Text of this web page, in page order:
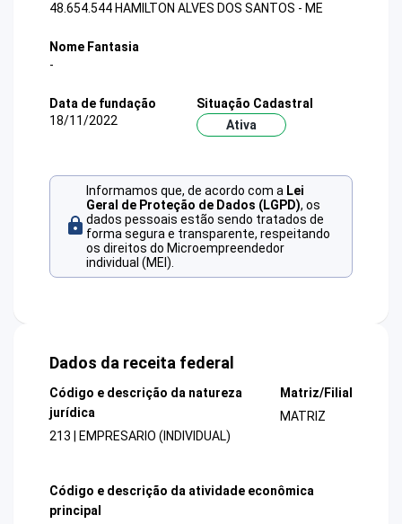
48.654.544 HAMILTON ALVES DOS SANTOS - ME
Nome Fantasia
-
Data de fundação
18/11/2022
Situação Cadastral
Ativa
Informamos que, de acordo com a Lei
Geral de Proteção de Dados (LGPD), os
dados pessoais estão sendo tratados de
forma segura e transparente, respeitando
os direitos do Microempreendedor
individual (MEI).
Dados da receita federal
Código e descrição da natureza
jurídica
213 | EMPRESARIO (INDIVIDUAL)
Matriz/Filial
MATRIZ
Código e descrição da atividade econômica
principal